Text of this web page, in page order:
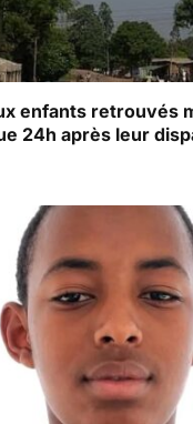
enfants retrouvés
24h après leur